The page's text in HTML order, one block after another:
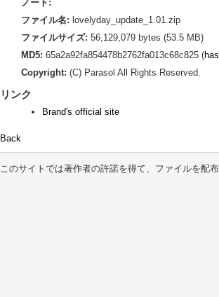
ノート:
ファイル名: lovelyday_update_1.01.zip
ファイルサイズ: 56,129,079 bytes (53.5 MB)
MD5: 65a2a92fa854478b2762fa013c68c825 (
Copyright: (C) Parasol All Rights Reserved.
リンク
Brand's official site
Back
このサイトでは著作者の許諾を得て、ファイルを配